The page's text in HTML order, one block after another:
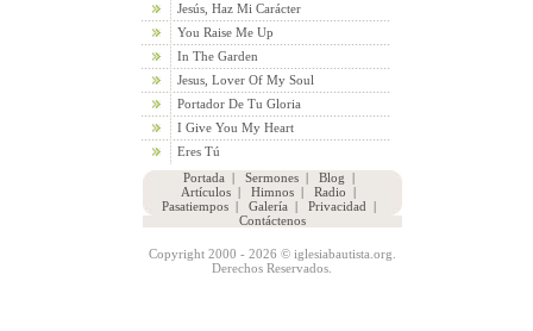
Jesús, Haz Mi Carácter
You Raise Me Up
In The Garden
Jesus, Lover Of My Soul
Portador De Tu Gloria
I Give You My Heart
Eres Tú
Portada | Sermones| Blog |
Artículos | Himnos | Radio |
Pasatiempos| Galería | Privacidad |
Contáctenos
Copyright 2000 - 2026 © iglesiabautista.org.
Derechos Reservados.